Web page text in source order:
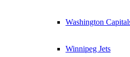
Washington
Winnipeg Jets